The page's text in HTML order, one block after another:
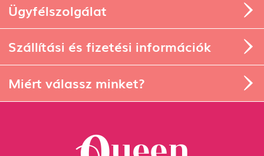
Ügyfélszolgálat
Szállítási és fizetési információk
Miért válassz minket?